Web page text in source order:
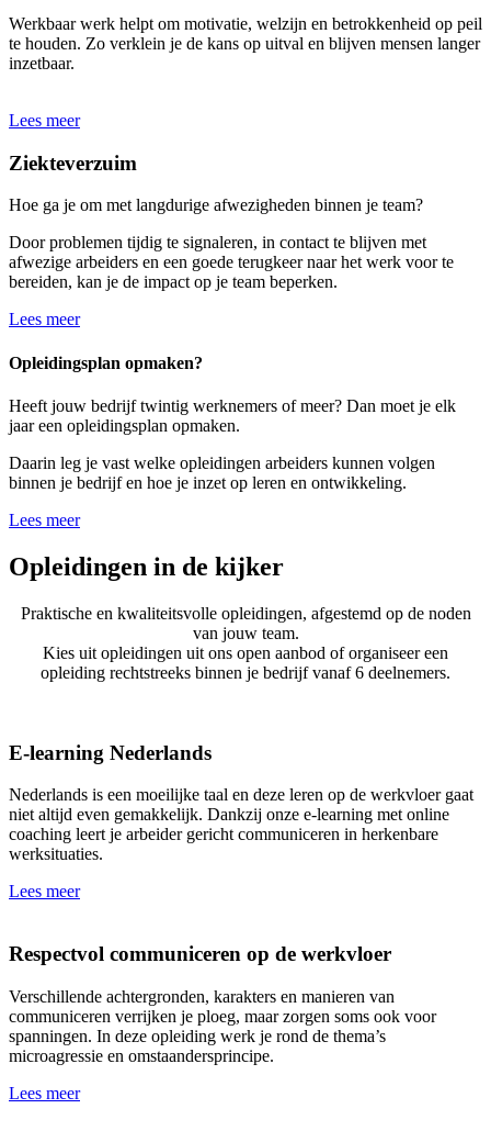
Werkbaar werk helpt om motivatie, welzijn en betrokkenheid op peil
te houden. Zo verklein je de kans op uitval en blijven mensen langer
inzetbaar.
Lees meer
Ziekteverzuim
Hoe ga je om met langdurige afwezigheden binnen je team?
Door problemen tijdig te signaleren, in contact te blijven met
afwezige arbeiders en een goede terugkeer naar het werk voor te
bereiden, kan je de impact op je team beperken.
Lees meer
Opleidingsplan opmaken?
Heeft jouw bedrijf twintig werknemers of meer? Dan moet je elk
jaar een opleidingsplan opmaken.
Daarin leg je vast welke opleidingen arbeiders kunnen volgen
binnen je bedrijf en hoe je inzet op leren en ontwikkeling.
Lees meer
Opleidingen in de kijker
Praktische en kwaliteitsvolle opleidingen, afgestemd op de noden
van jouw team.
Kies uit opleidingen uit ons open aanbod of organiseer een
opleiding rechtstreeks binnen je bedrijf vanaf 6 deelnemers.
E-learning Nederlands
Nederlands is een moeilijke taal en deze leren op de werkvloer gaat
niet altijd even gemakkelijk. Dankzij onze e-learning met online
coaching leert je arbeider gericht communiceren in herkenbare
werksituaties.
Lees meer
Respectvol communiceren op de werkvloer
Verschillende achtergronden, karakters en manieren van
communiceren verrijken je ploeg, maar zorgen soms ook voor
spanningen. In deze opleiding werk je rond de thema’s
microagressie en omstaandersprincipe.
Lees meer